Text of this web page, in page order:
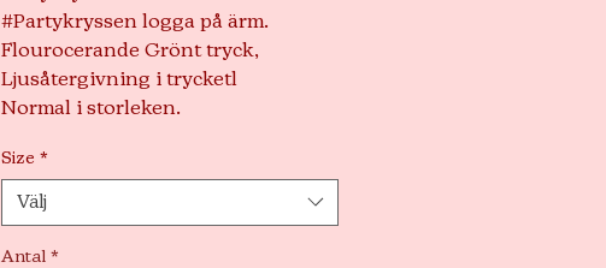
#Partykryssen logga på ärm.
Flourocerande Grönt tryck,
Ljusåtergivning i trycketl
Normal i storleken.
Size *
Välj
Antal *